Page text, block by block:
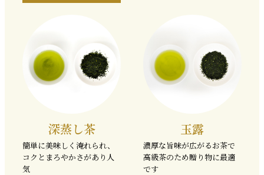
深蒸し茶
簡単に美味しく淹れられ、
コクとまろやかさがあり人
気
玉露
濃厚な旨味が広がるお茶で
高級茶のため贈り物に最適
です